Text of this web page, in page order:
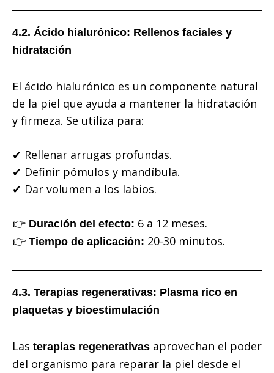
4.2. Ácido hialurónico: Rellenos faciales y
hidratación
El ácido hialurónico es un componente natural
de la piel que ayuda a mantener la hidratación
y firmeza. Se utiliza para:
✔ Rellenar arrugas profundas.
✔ Definir pómulos y mandíbula.
✔ Dar volumen a los labios.
👉 Duración del efecto: 6 a 12 meses.
👉 Tiempo de aplicación: 20-30 minutos.
4.3. Terapias regenerativas: Plasma rico en
plaquetas y bioestimulación
Las terapias regenerativas aprovechan el poder
del organismo para reparar la piel desde el